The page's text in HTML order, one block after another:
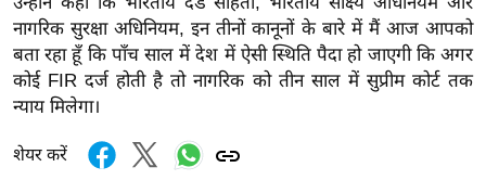
न्यू
ज
ब्री
फ
नो
नागरिक सुरक्षा अधिनियम, इन तीनों कानूनों के बारे में मैं आज आपको
बता रहा हूँ कि पाँच साल में देश में ऐसी स्थिति पैदा हो जाएगी कि अगर
कोई FIR दर्ज होती है तो नागरिक को तीन साल में सुप्रीम कोर्ट तक
न्याय मिलेगा।
शेयर करें